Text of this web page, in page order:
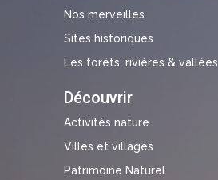
Nos merveilles
Sites historiques
Les forêts, rivières & vallées
Découvrir
Activités nature
Villes et villages
Patrimoine Naturel